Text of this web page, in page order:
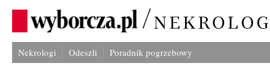
Nekrologi Odeszli Poradnik pogrzebowy